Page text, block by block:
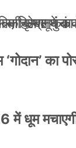
लूथरा
कृष्णा
की उम्र में
‘गोदान’
धूम